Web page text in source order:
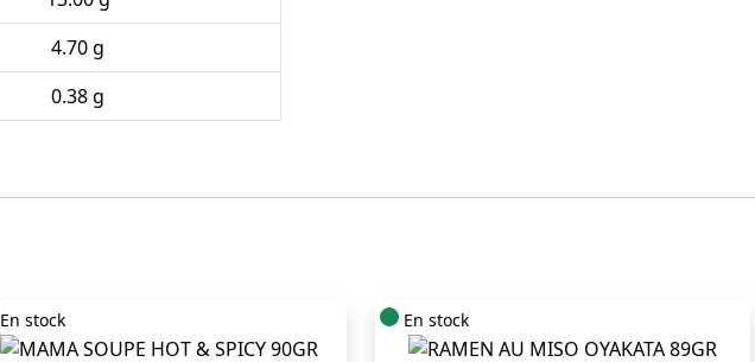
4.70 g
0.38 g
En stock En stock